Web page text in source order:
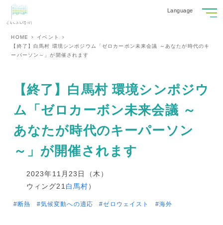
Language
HOME
イベント
【終了】白馬村 環境シンポジウム「ゼロカーボン未来会議 ～あなたが時代のキ
ーパーソン～」が開催されます
【終了】白馬村 環境シンポジウ
ム「ゼロカーボン未来会議 ～
あなたが時代のキーパーソン
～」が開催されます
2023年11月23日（木）
ウィング21 白馬村）
断熱 気候変動への適応 ゼロウェイスト 海外